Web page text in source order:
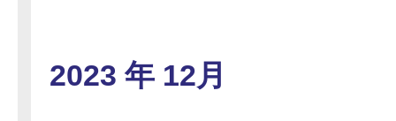
2023 年 12月